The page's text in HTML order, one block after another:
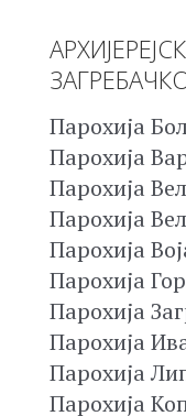
Парохија
Парохија
Парохија
Парохија
Парохија
Парохија
Парохија
Парохија
Парохија
Парохија